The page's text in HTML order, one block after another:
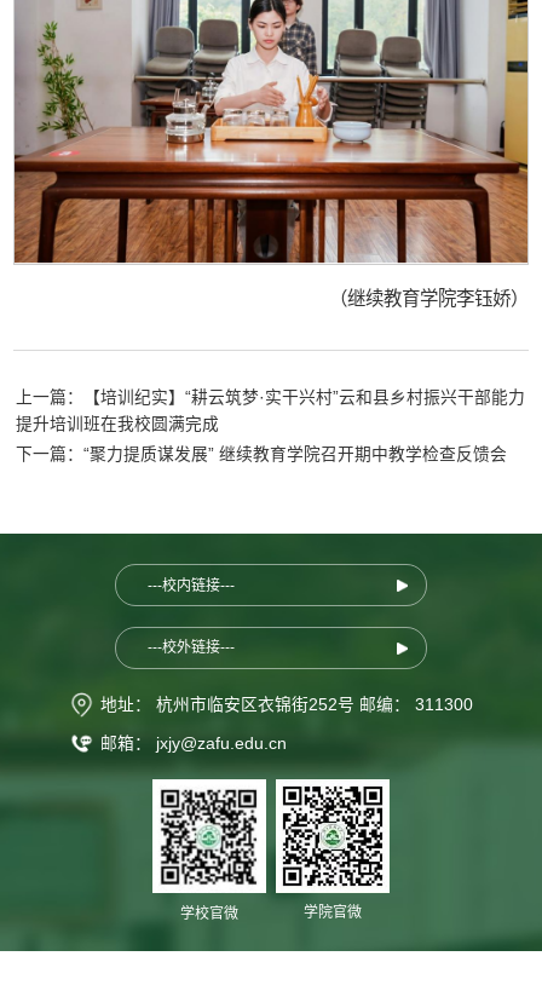
（继续教育学院李钰娇）
上一篇：【培训纪实】“耕云筑梦·实干兴村”云和县乡村振兴干部能力
提升培训班在我校圆满完成
下一篇：“聚力提质谋发展” 继续教育学院召开期中教学检查反馈会
---校内链接---
---校外链接---
地址： 杭州市临安区衣锦街252号 邮编： 311300
邮箱： jxjy@zafu.edu.cn
学校官微 学院官微